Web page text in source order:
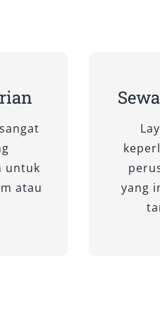
alert, hingga
digunakan untuk
halus, tipe SRZ
elegan menjadikannya
tamu penting.
dipilih karena
untuk
atau
yang